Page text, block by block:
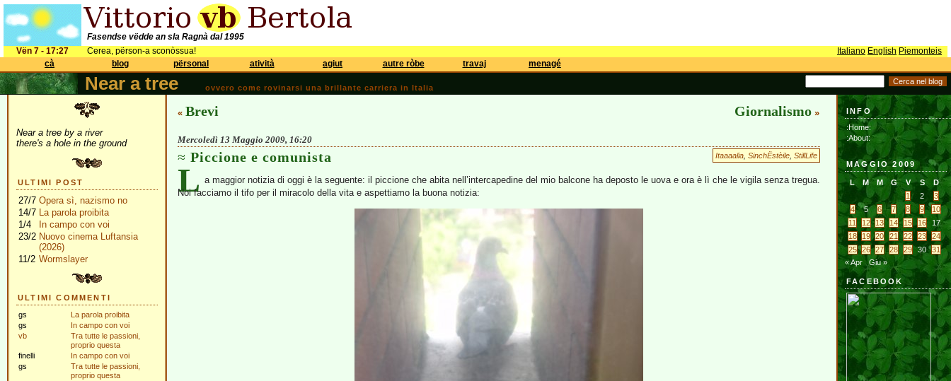
Fasendse vëdde an sla Ragnà dal 1995
Vën 7 - 17:27
Cerea, përson-a sconòssua! Italiano English Piemonteis
cà
blog përsonal atività agiut autre ròbe travaj menagé
Near a tree ovvero come rovinarsi una brillante carriera in Italia
Near a tree by a river
there's a hole in the ground
ULTIMI POST
27/7 Opera sì, nazismo no
14/7 La parola proibita
1/4
In campo con voi
23/2 Nuovo cinema Luftansia
(2026)
11/2 Wormslayer
ULTIMI COMMENTI
gs
La parola proibita
gs
In campo con voi
vb
Tra tutte le passioni,
proprio questa
finelli
In campo con voi
gs
Tra tutte le passioni,
proprio questa
« Brevi Giornalismo »
Mercoledì 13 Maggio 2009, 16:20
Itaaaalia SinchËstèile StillLife
Piccione e comunista
L a maggior notizia di oggi è la seguente: il piccione che abita nell’intercapedine del mio balcone ha deposto le uova e ora è lì che le vigila senza tregua.
Noi facciamo il tifo per il miracolo della vita e aspettiamo la buona notizia:
INFO
:Home:
:About:
MAGGIO 2009
L M M G V S
D
1
2
3
4
5 6 7 8 9
10
11
12 13 14 15 16
17
18
19 20 21 22 23
24
25
26 27 28 29 30
31
« Apr
Giu »
FACEBOOK